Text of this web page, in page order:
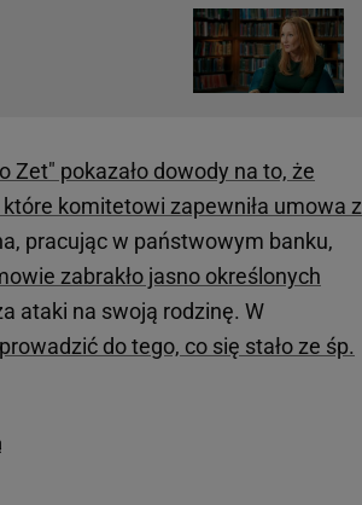
Zet" pokazało dowody na to, że
które komitetowi zapewniła umowa z
pracując w państwowym banku,
zabrakło jasno określonych
ataki na swoją rodzinę. W
do tego, co się stało ze śp.